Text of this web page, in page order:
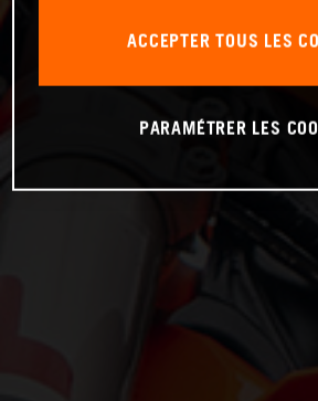
ACCEPTER TOUS LES
PARAMÉTRER LES